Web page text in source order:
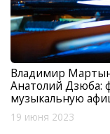
Владимир
Анатолий Дзюба:
музыкальную
19 июня 2023